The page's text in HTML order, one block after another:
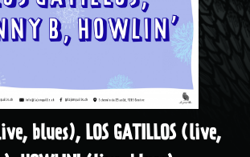
blues), LOS GATILLOS (live,